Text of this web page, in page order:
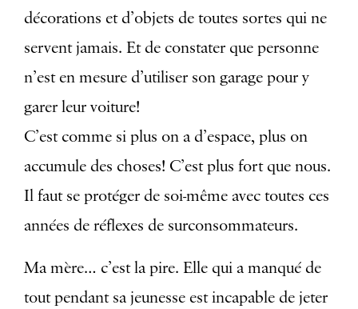
décorations et d’objets de toutes sortes qui ne
servent jamais. Et de constater que personne
n’est en mesure d’utiliser son garage pour y
garer leur voiture!
C’est comme si plus on a d’espace, plus on
accumule des choses! C’est plus fort que nous.
Il faut se protéger de soi-même avec toutes ces
années de réflexes de surconsommateurs.
Ma mère… c’est la pire. Elle qui a manqué de
tout pendant sa jeunesse est incapable de jeter